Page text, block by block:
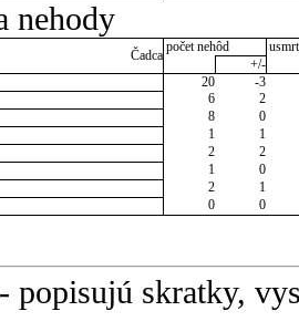
nehody
Čadca
počet nehôd
+/-
20
-3
6
2
8
0
1
1
2
2
1
0
2
1
0 0
- popisujú skratky,